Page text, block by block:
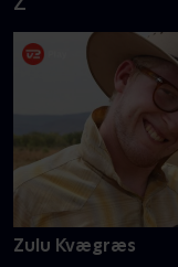
Zulu Kvægræs